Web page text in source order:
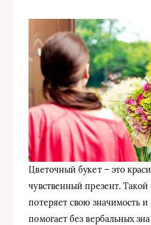
Цветочный букет – это
чувственный презент.
потеряет свою значимость и
помогает без вербальных